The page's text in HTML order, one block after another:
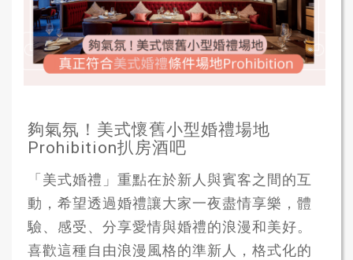
夠氣氛！美式懷舊小型婚禮場地
Prohibition扒房酒吧
「美式婚禮」重點在於新人與賓客之間的互
動，希望透過婚禮讓大家一夜盡情享樂，體
驗、感受、分享愛情與婚禮的浪漫和美好。
喜歡這種自由浪漫風格的準新人，格式化的